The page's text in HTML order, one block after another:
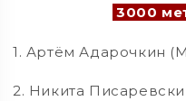
3000
1. Артём Адарочкин
2. Никита